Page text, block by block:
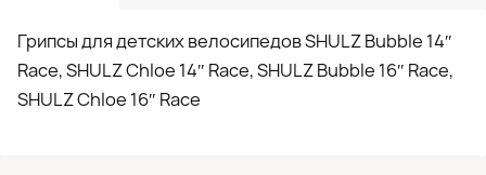
Грипсы для детских велосипедов SHULZ Bubble 14″
Race, SHULZ Chloe 14″ Race, SHULZ Bubble 16″ Race,
SHULZ Chloe 16″ Race